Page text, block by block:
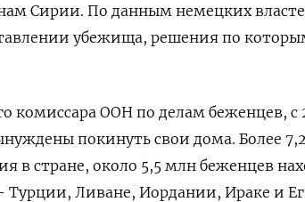
Сирии. По данным немецких
убежища, решения по
комиссара ООН по делам беженцев, с
покинуть свои дома. Более
в стране, около 5,5 млн беженцев
Турции, Ливане, Иордании, Ираке и